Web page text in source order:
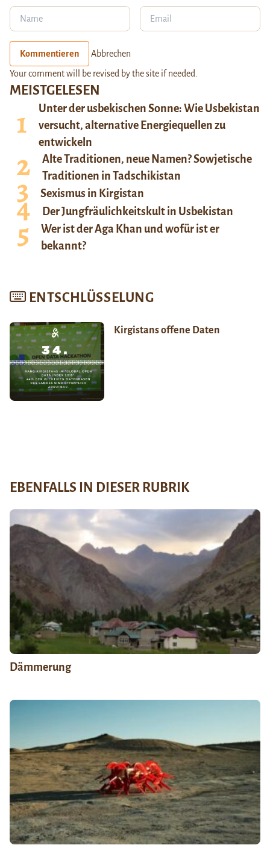
MEISTGELESEN
Unter der usbekischen Sonne: Wie Usbekistan
versucht, alternative Energiequellen zu
entwickeln
Alte Traditionen, neue Namen? Sowjetische
Traditionen in Tadschikistan
Sexismus in Kirgistan
Der Jungfräulichkeitskult in Usbekistan
Wer ist der Aga Khan und wofür ist er
bekannt?
ENTSCHLÜSSELUNG
Kirgistans offene Daten
Kommentieren Abbrechen
Your comment will be revised by the site if needed.
EBENFALLS IN DIESER RUBRIK
Dämmerung